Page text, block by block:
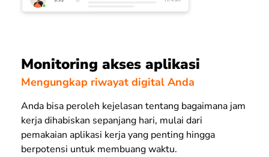
Monitoring akses aplikasi
Mengungkap riwayat digital Anda
Anda bisa peroleh kejelasan tentang bagaimana jam
kerja dihabiskan sepanjang hari, mulai dari
pemakaian aplikasi kerja yang penting hingga
berpotensi untuk membuang waktu.